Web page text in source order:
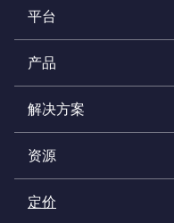
平台
产品
解决方案
资源
定价